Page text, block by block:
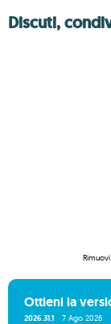
Discuti,
Ottieni la
2026.31.1 7 Ago 2026